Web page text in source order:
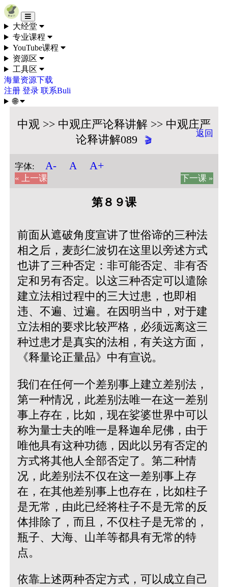
Skip to content
大经堂
专业课程
YouTube课程
资源区
工具区
海量资源下载
注册 登录 联系Buli
🌐
中观 >> 中观庄严论释讲解 >> 中观庄严
论释讲解089
🎬
返回
字体: A- A A+
« 上一课 下一课 »
第８９课
前面从遮破角度宣讲了世俗谛的三种法
相之后，麦彭仁波切在这里以旁述方式
也讲了三种否定：非可能否定、非有否
定和另有否定。以这三种否定可以遣除
建立法相过程中的三大过患，也即相
违、不遍、过遍。在因明当中，对于建
立法相的要求比较严格，必须远离这三
种过患才是真实的法相，有关这方面，
《释量论正量品》中有宣说。
我们在任何一个差别事上建立差别法，
第一种情况，此差别法唯一在这一差别
事上存在，比如，现在娑婆世界中可以
称为量士夫的唯一是释迦牟尼佛，由于
唯他具有这种功德，因此以另有否定的
方式将其他人全部否定了。第二种情
况，此差别法不仅在这一差别事上存
在，在其他差别事上也存在，比如柱子
是无常，由此已经将柱子不是无常的反
体排除了，而且，不仅柱子是无常的，
瓶子、大海、山羊等都具有无常的特
点。
依靠上述两种否定方式，可以成立自己